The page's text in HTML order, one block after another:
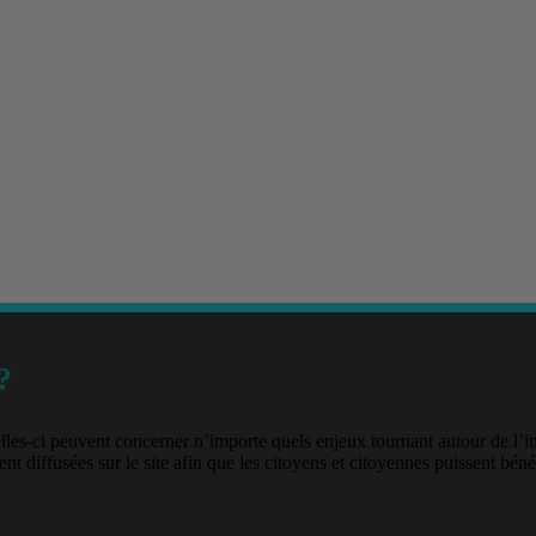
ci peuvent concerner n’importe quels enjeux tournant autour de
diffusées sur le site afin que les citoyens et citoyennes puissent